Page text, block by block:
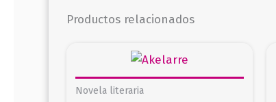
Productos relacionados
Novela literaria